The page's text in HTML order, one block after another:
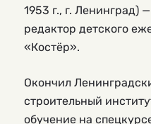
1953 г., г. Ленинград)
редактор детского
«Костёр».
Окончил
строительный
обучение на